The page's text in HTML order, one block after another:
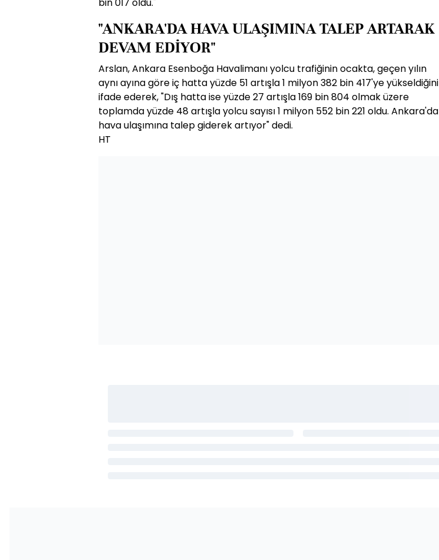
bin 017 oldu."
"ANKARA'DA HAVA ULAŞIMINA TALEP ARTARAK
DEVAM EDİYOR"
Arslan, Ankara Esenboğa Havalimanı yolcu trafiğinin ocakta, geçen yılın
aynı ayına göre iç hatta yüzde 51 artışla 1 milyon 382 bin 417'ye yükseldiğini
ifade ederek, "Dış hatta ise yüzde 27 artışla 169 bin 804 olmak üzere
toplamda yüzde 48 artışla yolcu sayısı 1 milyon 552 bin 221 oldu. Ankara'da
hava ulaşımına talep giderek artıyor" dedi.
HT